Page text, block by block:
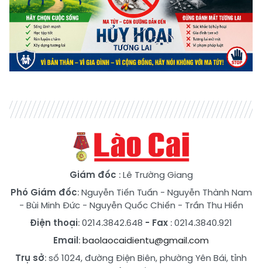
Giám đốc : Lê Trường Giang
Phó Giám đốc:Nguyễn Tiến Tuấn - Nguyễn Thành Nam
- Bùi Minh Đức- Nguyễn Quốc Chiến - Trần Thu Hiền
Điện thoại: 0214.3842.648 - Fax : 0214.3840.921
Email:baolaocaidientu@gmail.com
Trụ sở: số 1024, đường Điện Biên, phường Yên Bái, tỉnh